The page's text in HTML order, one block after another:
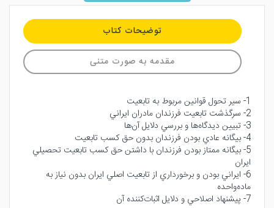
توضیحات کتاب
مقدمه به صورت متنی
1- سير تحول قوانين مربوط به تابعيت
2- سرگذشت تابعيت فرزندان مادران ايراني
3- تبيين ديدگاه‌ها و بررسي دلايل آن‌ها
4- بيگانه عادي بودن فرزندان بدون حق كسب تابعيت
5- بيگانه ممتاز بودن فرزندان با داشتن حق كسب تابعيت تحصيلي
ايران
6- ايراني بودن و برخورداري از تابعيت اصلي ايران بدون نياز به
ماده‌واحده
7- پيشنهاد اصلاحي و دلايل اثبات‌كننده آن